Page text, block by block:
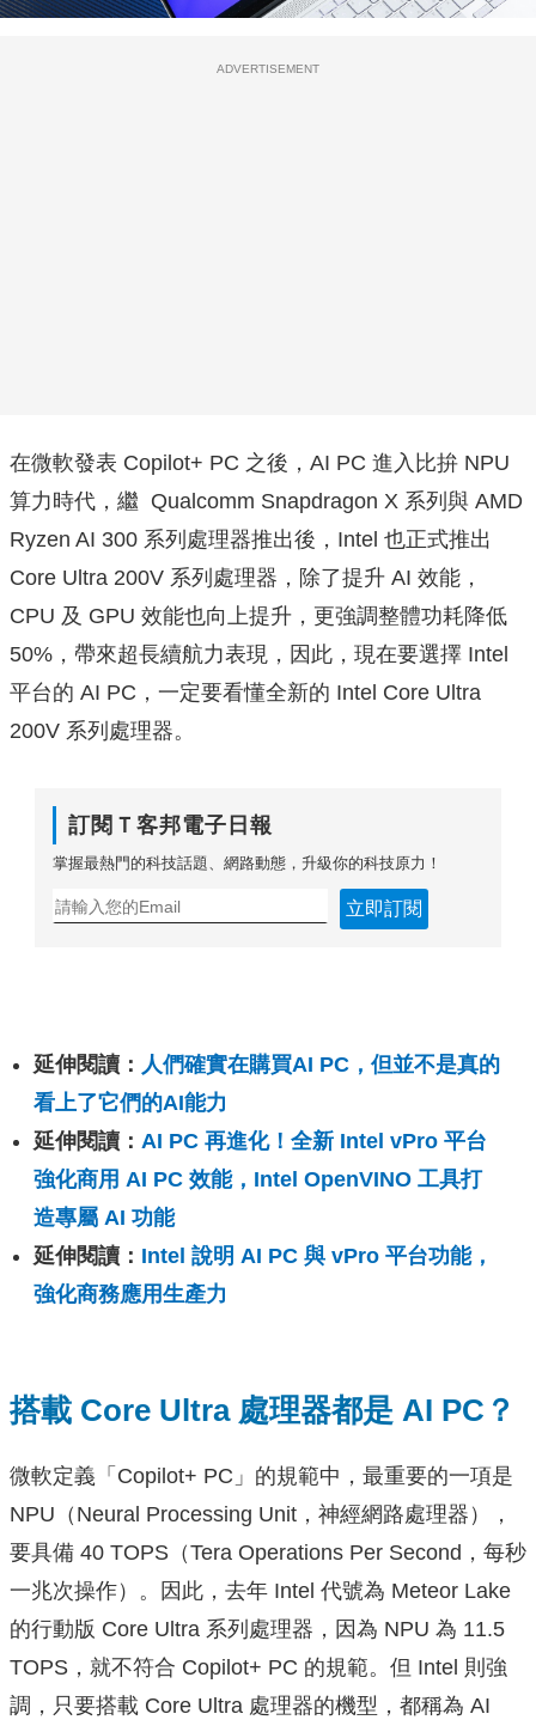
ADVERTISEMENT
在微軟發表 Copilot+ PC 之後，AI PC 進入比拚 NPU
算力時代，繼 Qualcomm Snapdragon X 系列與 AMD
Ryzen AI 300 系列處理器推出後，Intel 也正式推出
Core Ultra 200V 系列處理器，除了提升 AI 效能，
CPU 及 GPU 效能也向上提升，更強調整體功耗降低
50%，帶來超長續航力表現，因此，現在要選擇 Intel
平台的 AI PC，一定要看懂全新的 Intel Core Ultra
200V 系列處理器。
訂閱Ｔ客邦電子日報
掌握最熱門的科技話題、網路動態，升級你的科技原力！
立即訂閱
延伸閱讀： 人們確實在購買AI PC，但並不是真的
看上了它們的AI能力
延伸閱讀： AI PC 再進化！全新 Intel vPro 平台
強化商用 AI PC 效能，Intel OpenVINO 工具打
造專屬 AI 功能
延伸閱讀： Intel 說明 AI PC 與 vPro 平台功能，
強化商務應用生產力
搭載 Core Ultra 處理器都是 AI PC？
微軟定義「Copilot+ PC」的規範中，最重要的一項是
NPU（Neural Processing Unit，神經網路處理器），
要具備 40 TOPS（Tera Operations Per Second，每秒
一兆次操作）。因此，去年 Intel 代號為 Meteor Lake
的行動版 Core Ultra 系列處理器，因為 NPU 為 11.5
TOPS，就不符合 Copilot+ PC 的規範。但 Intel 則強
調，只要搭載 Core Ultra 處理器的機型，都稱為 AI